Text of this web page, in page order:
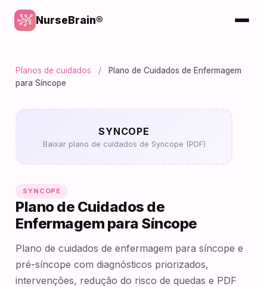
NurseBrain®
Planos de cuidados /
Plano de Cuidados de Enfermagem
para Síncope
SYNCOPE
Baixar plano de cuidados de Syncope (PDF)
SYNCOPE
Plano de Cuidados de
Enfermagem para Síncope
Plano de cuidados de enfermagem para síncope e
pré-síncope com diagnósticos priorizados,
intervenções, redução do risco de quedas e PDF